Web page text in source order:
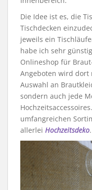
Die Idee ist es, die
Tischdecken
jeweils ein
habe ich sehr
Onlineshop für
Angeboten wird
Auswahl an
sondern auch jede
umfangreichen
allerlei Hochzeitsdeko.